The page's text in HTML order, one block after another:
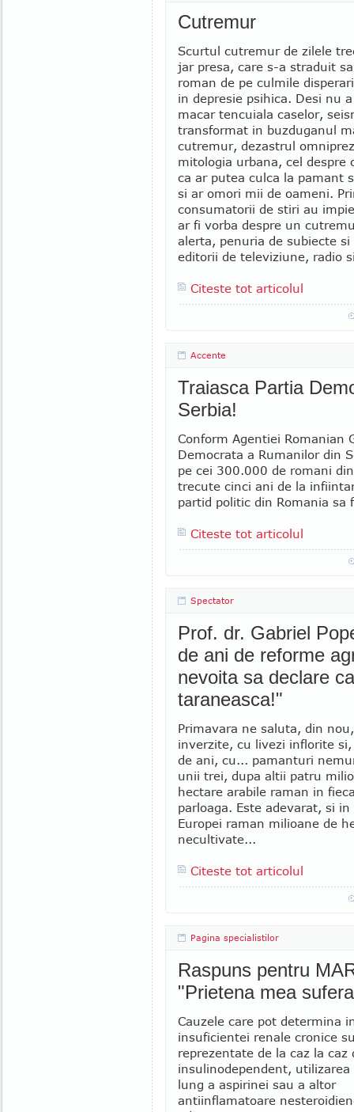
Cutremur
Scurtul cutremur de zilele
jar presa, care s-a straduit
roman de pe culmile
in depresie psihica. Desi nu
macar tencuiala caselor,
transformat in buzduganul
cutremur, dezastrul
mitologia urbana, cel despre
ca ar putea culca la pamant
si ar omori mii de oameni.
consumatorii de stiri au
ar fi vorba despre un
alerta, penuria de subiecte
editorii de televiziune, radio
Citeste tot articolul
Accente
Traiasca Partia
Serbia!
Conform Agentiei Romanian
Democrata a Rumanilor din
pe cei 300.000 de romani
trecute cinci ani de la
partid politic din Romania sa
Citeste tot articolul
Spectator
Prof. dr. Gabriel
de ani de reforme
nevoita sa declare
taraneasca!"
Primavara ne saluta, din
inverzite, cu livezi inflorite
de ani, cu... pamanturi
unii trei, dupa altii patru
hectare arabile raman in
parloaga. Este adevarat, si
Europei raman milioane de
necultivate...
Citeste tot articolul
Pagina specialistilor
Raspuns pentru
"Prietena mea
Cauzele care pot determina
insuficientei renale cronice
reprezentate de la caz la caz
insulinodependent,
lung a aspirinei sau a altor
antiinflamatoare